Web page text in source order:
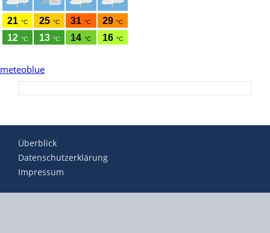
meteoblue
Überblick
Datenschutzerklärung
Impressum